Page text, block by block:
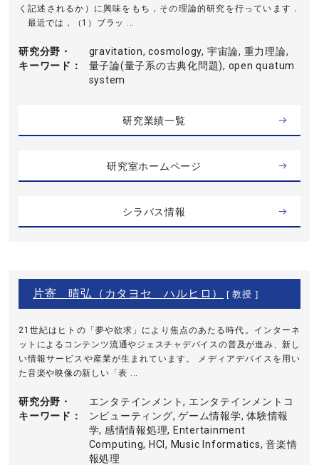
く記述されるか）に興味をもち，その理論的研究を行っています．
最近では，（1）ブラッ ...
研究分野・
キーワード
gravitation, cosmology, 宇宙論, 重力理論,
量子論(量子系の古典化問題), open quatum
system
研究業績一覧
研究室ホームページ
シラバス情報
片寄 晴弘（カタヨセ ハルヒロ） [ 教授 ]
21世紀はヒトの「夢や欲求」により焦点のあたる時代。インターネ
ットによるコンテンツ流通やジェスチャデバイスの普及が進み、新し
い情報サービスや産業が生まれています。 メディアデバイスを用い
た音楽や映像の新しい「表 ...
研究分野・
キーワード
エンタテインメント, エンタテインメントコ
ンピューティング, ゲーム情報学, 体験情報
学, 感情情報処理, Entertainment
Computing, HCI, Music Informatics, 音楽情
報処理